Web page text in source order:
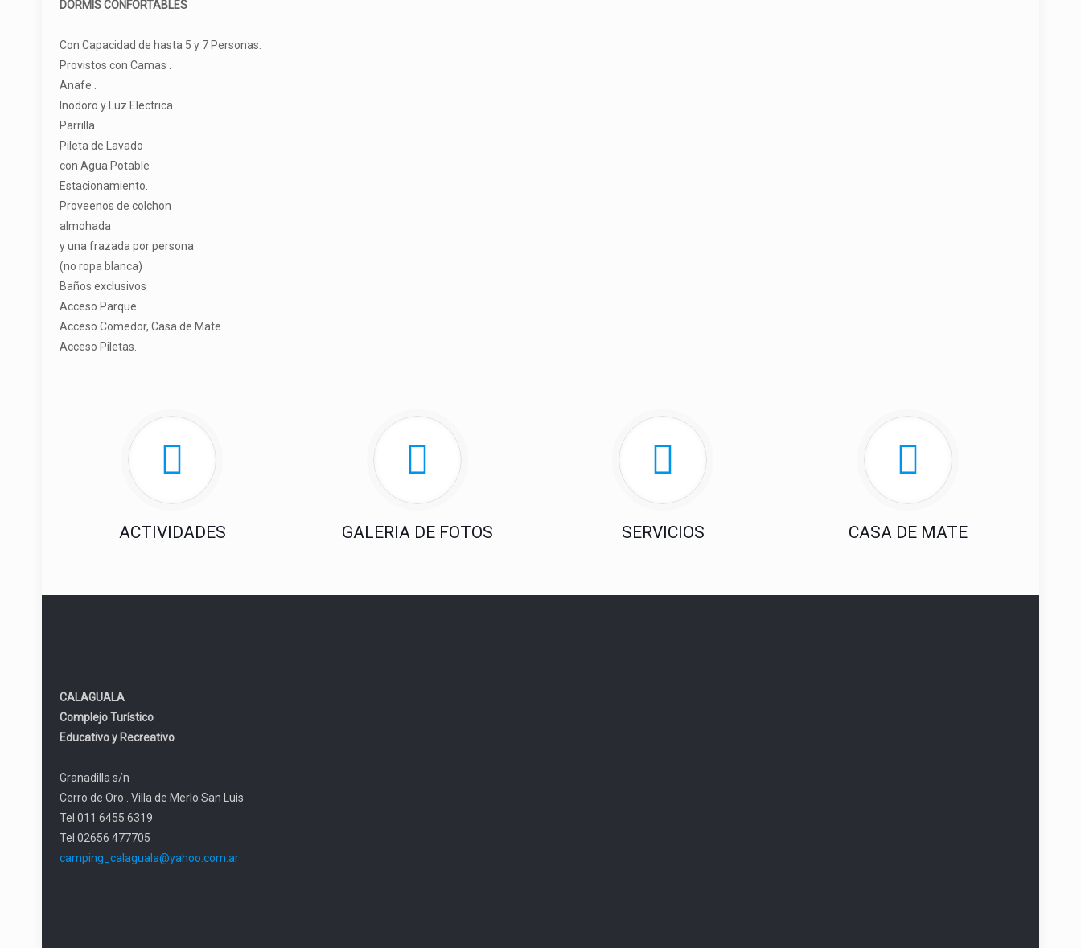
DORMIS CONFORTABLES
Con Capacidad de hasta 5 y 7 Personas.
Provistos con Camas .
Anafe .
Inodoro y Luz Electrica .
Parrilla .
Pileta de Lavado
con Agua Potable
Estacionamiento.
Proveenos de colchon
almohada
y una frazada por persona
(no ropa blanca)
Baños exclusivos
Acceso Parque
Acceso Comedor, Casa de Mate
Acceso Piletas.
ACTIVIDADES GALERIA DE FOTOS SERVICIOS CASA DE MATE
CALAGUALA
Complejo Turístico
Educativo y Recreativo
Granadilla s/n
Cerro de Oro . Villa de Merlo San Luis
Tel 011 6455 6319
Tel 02656 477705
camping_calaguala@yahoo.com.ar